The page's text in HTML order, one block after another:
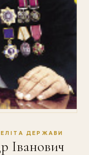
ДЕРЖАВИ
Іванович